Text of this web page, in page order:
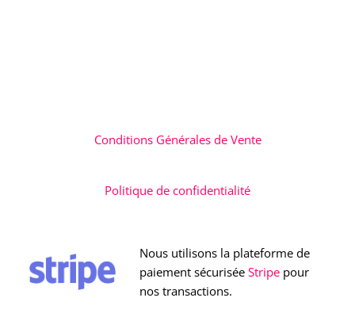
Conditions Générales de Vente
Politique de confidentialité
Nous utilisons la plateforme de
paiement sécuriséeStripe pour
nos transactions.